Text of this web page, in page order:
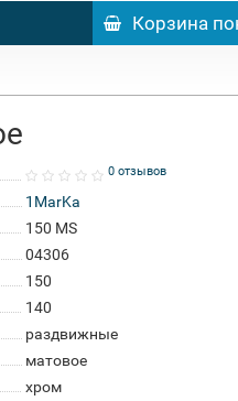
Корзина
0 отзывов
1MarKa
150 MS
04306
150
140
раздвижные
матовое
хром